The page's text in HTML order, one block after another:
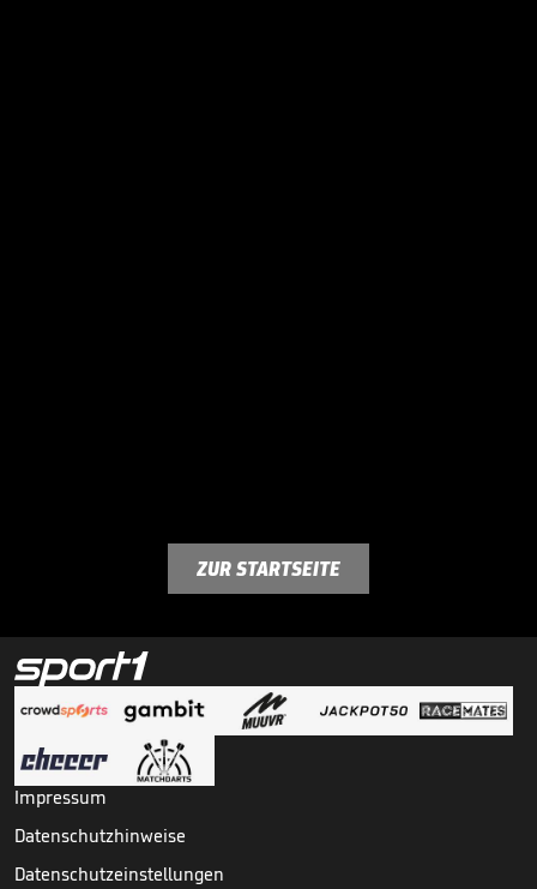
ZUR STARTSEITE
Impressum
Datenschutzhinweise
Datenschutzeinstellungen